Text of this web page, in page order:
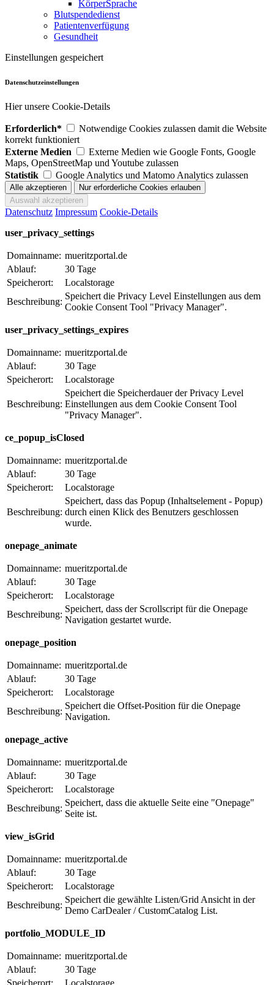
KörperSprache
Blutspendedienst
Patientenverfügung
Gesundheit
Einstellungen gespeichert
Datenschutzeinstellungen
Hier unsere Cookie-Details
Erforderlich*
Notwendige Cookies zulassen damit die Website
korrekt funktioniert
Externe Medien
Externe Medien wie Google Fonts, Google
Maps, OpenStreetMap und Youtube zulassen
Statistik
Google Analytics und Matomo Analytics zulassen
Datenschutz Impressum Cookie-Details
user_privacy_settings
Domainname: mueritzportal.de
Ablauf:
30 Tage
Speicherort:
Localstorage
Beschreibung:
Speichert die Privacy Level Einstellungen aus dem
Cookie Consent Tool "Privacy Manager".
user_privacy_settings_expires
Domainname: mueritzportal.de
Ablauf:
30 Tage
Speicherort:
Localstorage
Beschreibung:
Speichert die Speicherdauer der Privacy Level
Einstellungen aus dem Cookie Consent Tool
"Privacy Manager".
ce_popup_isClosed
Domainname: mueritzportal.de
Ablauf:
30 Tage
Speicherort:
Localstorage
Beschreibung:
Speichert, dass das Popup (Inhaltselement - Popup)
durch einen Klick des Benutzers geschlossen
wurde.
onepage_animate
Domainname: mueritzportal.de
Ablauf:
30 Tage
Speicherort:
Localstorage
Beschreibung:
Speichert, dass der Scrollscript für die Onepage
Navigation gestartet wurde.
onepage_position
Domainname: mueritzportal.de
Ablauf:
30 Tage
Speicherort:
Localstorage
Beschreibung:
Speichert die Offset-Position für die Onepage
Navigation.
onepage_active
Domainname: mueritzportal.de
Ablauf:
30 Tage
Speicherort:
Localstorage
Beschreibung:
Speichert, dass die aktuelle Seite eine "Onepage"
Seite ist.
view_isGrid
Domainname: mueritzportal.de
Ablauf:
30 Tage
Speicherort:
Localstorage
Beschreibung:
Speichert die gewählte Listen/Grid Ansicht in der
Demo CarDealer / CustomCatalog List.
portfolio_MODULE_ID
Domainname: mueritzportal.de
Ablauf:
30 Tage
Speicherort:
Localstorage